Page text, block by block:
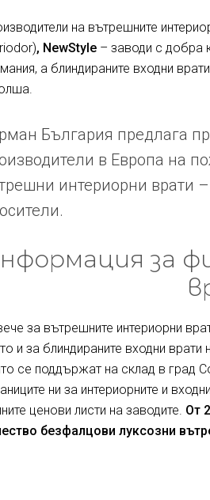
на вътрешните
, NewStyle– заводи с добра
а блиндираните входни
България предлага
в Европа на
интериорни врати
за
за вътрешните интериорни
и за блиндираните входни
се поддържат на склад в град
ни за интериорните и
ценови листи на заводите. От
безфалцови луксозни